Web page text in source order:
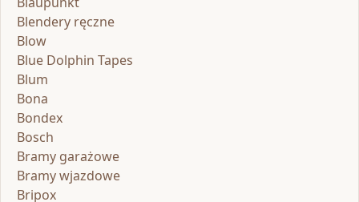
Blendery ręczne
Blow
Blue Dolphin Tapes
Blum
Bona
Bondex
Bosch
Bramy garażowe
Bramy wjazdowe
Bripox